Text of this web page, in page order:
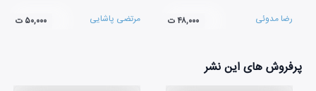
رضا مدوئی ۴۸,۰۰۰ ت مرتضی پاشایی ۵۰,۰۰۰ ت
پرفروش های این نشر